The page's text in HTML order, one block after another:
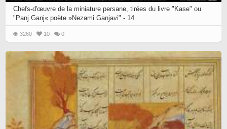
Chefs-d'œuvre de la miniature persane, tirées du livre "Kase" ou
"Panj Ganj« poète »Nezami Ganjavi" - 14
3260 10 0